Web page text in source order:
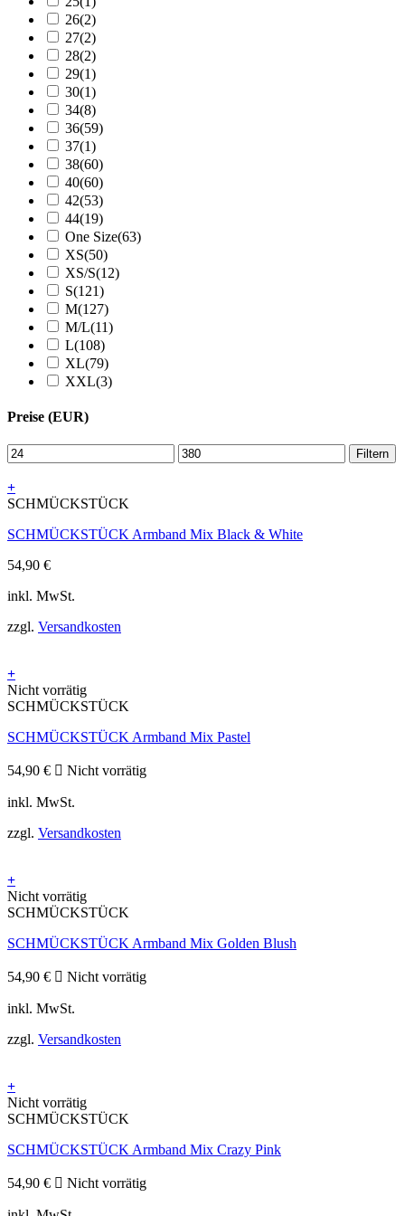
26(2)
27(2)
28(2)
29(1)
30(1)
34(8)
36(59)
37(1)
38(60)
40(60)
42(53)
44(19)
One Size(63)
XS(50)
XS/S(12)
S(121)
M(127)
M/L(11)
L(108)
XL(79)
XXL(3)
Preise (EUR)
Filtern
+
SCHMÜCKSTÜCK
SCHMÜCKSTÜCK Armband Mix Black & White
54,90 €
inkl. MwSt.
zzgl. Versandkosten
+
Nicht vorrätig
SCHMÜCKSTÜCK
SCHMÜCKSTÜCK Armband Mix Pastel
54,90 € Nicht vorrätig
inkl. MwSt.
zzgl. Versandkosten
+
Nicht vorrätig
SCHMÜCKSTÜCK
SCHMÜCKSTÜCK Armband Mix Golden Blush
54,90 € Nicht vorrätig
inkl. MwSt.
zzgl. Versandkosten
+
Nicht vorrätig
SCHMÜCKSTÜCK
SCHMÜCKSTÜCK Armband Mix Crazy Pink
54,90 € Nicht vorrätig